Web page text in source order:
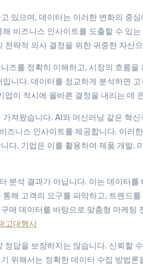
있으며, 데이터는 이러한 변화의 중
비즈니스 인사이트를 도출할 수 있
전략적 의사 결정을 위한 귀중한 자산
즈를 정확히 이해하고, 시장의 흐름
니다. 데이터를 정교하게 분석하면
업이 적시에 올바른 결정을 내리는 데
져왔습니다. AI와 머신러닝 같은 혁
즈니스 인사이트를 제공합니다. 이러
다. 기업은 이를 활용하여 제품 개발,
분석 결과가 아닙니다. 이는 데이터
해 고객의 요구를 파악하고, 트렌드
매 데이터를 바탕으로 맞춤형 마케팅
고대행사
정답을 보장하지는 않습니다. 신뢰할
위해서는 정확한 데이터 수집 방법